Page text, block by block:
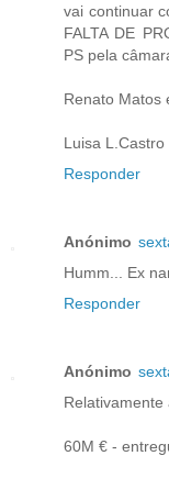
vai continuar
FALTA DE
PS pela
Renato Matos
Luisa L.Castro
Responder
Anónimo
Humm... Ex
Responder
Anónimo
60M € -